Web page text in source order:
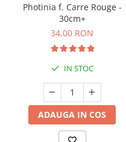
Photinia f. Carre Rouge -
30cm+
34,00 RON
IN STOC
ADAUGA IN COS